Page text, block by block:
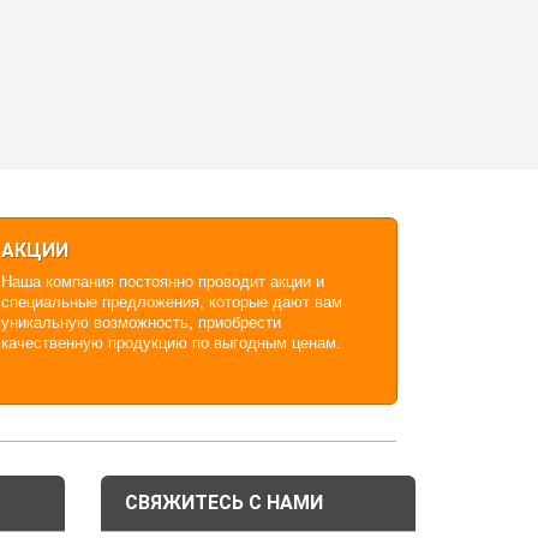
АКЦИИ
Наша компания постоянно проводит акции и
специальные предложения, которые дают вам
уникальную возможность, приобрести
качественную продукцию по выгодным ценам.
СВЯЖИТЕСЬ С НАМИ